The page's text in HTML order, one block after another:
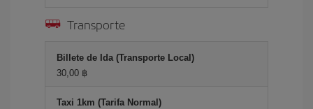
Transporte
Billete de Ida (Transporte Local)
30,00 ฿
Taxi 1km (Tarifa Normal)